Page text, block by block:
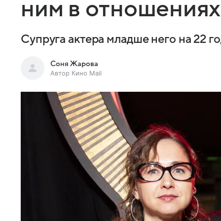
ним в отношениях
Супруга актера младше него на 22
Соня Жарова
Автор Кино Mail